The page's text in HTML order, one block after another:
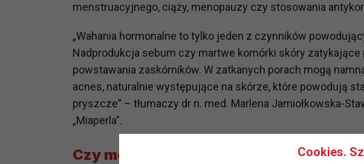
menstruacyjnego, ciąży, menopauzy czy stosowania
„Wahania hormonalne to tylko jeden z czynników
Nadprodukcja sebum czy martwe komórki skóry
powstawania zaskórników. W zatkanych porach mogą
acnes, naturalnie występujące na skórze, które powodują
pryszcze” – tłumaczy dr n. med. Marlena Jamiołkowska-
„Miaperla”.
Czy można „zapracować” na trądzik?
Cookies.